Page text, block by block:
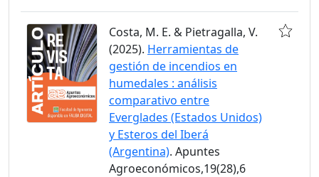
Costa, M. E. & Pietragalla, V.
(2025). Herramientas de
gestión de incendios en
humedales : análisis
comparativo entre
Everglades (Estados Unidos)
y Esteros del Iberá
(Argentina). Apuntes
Agroeconómicos,19(28),6